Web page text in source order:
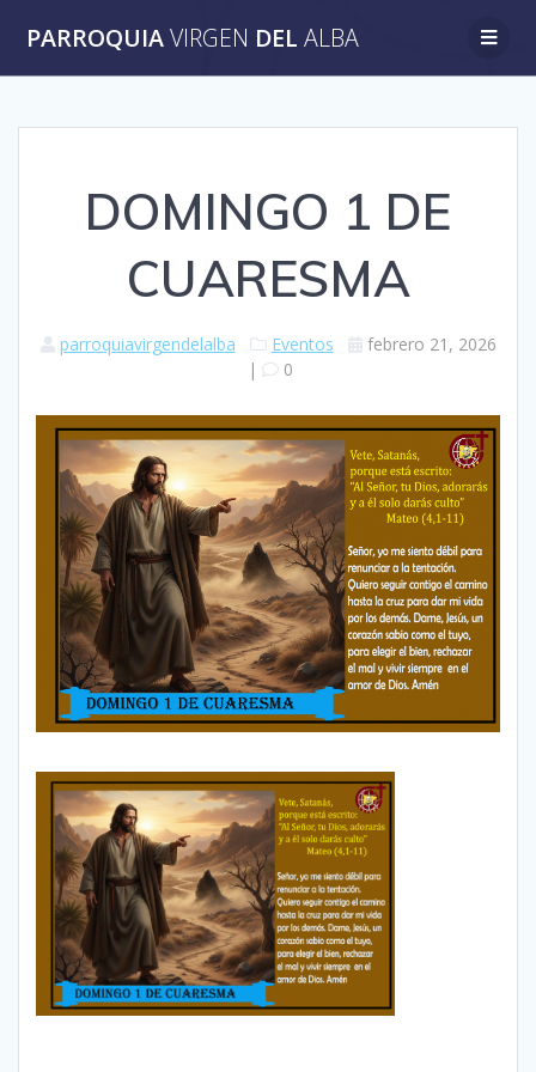
al
PARROQUIAVIRGEN DEL ALBA
DOMINGO 1 DE
CUARESMA
parroquiavirgendelalba Eventos
febrero 21, 2026
|
0